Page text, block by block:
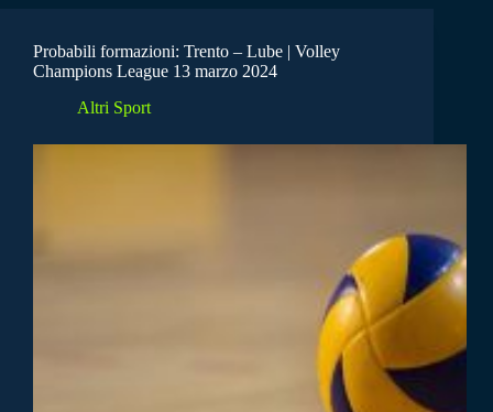
Probabili formazioni: Trento – Lube | Volley
Champions League 13 marzo 2024
Altri Sport